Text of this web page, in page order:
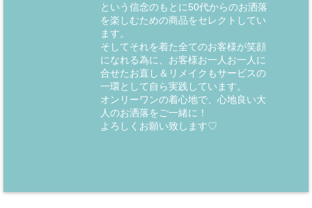
という信念のもとに50代からのお洒落
を楽しむための商品をセレクトしてい
ます。
そしてそれを着た全てのお客様が笑顔
になれる為に、お客様お一人お一人に
合せたお直し＆リメイクもサービスの
一環として自ら実践しています。
オンリーワンの着心地で、心地良い大
人のお洒落をご一緒に！
よろしくお願い致します♡